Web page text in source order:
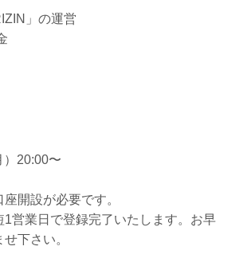
」の運営
）20:00〜
開設が必要です。
営業日で登録完了いたします。お早
下さい。